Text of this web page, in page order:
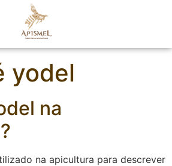
yodel
na
na apicultura para descrever